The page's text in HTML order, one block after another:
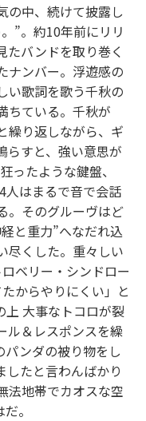
の中、続けて披露し
”。約10年前にリリ
たバンドを取り巻く
ナンバー。浮遊感の
い歌詞を歌う千秋の
ちている。千秋が
繰り返しながら、ギ
らすと、強い意思が
ったような鍵盤、
人はまるで音で会話
。そのグルーヴはど
と重力”へなだれ込
尽くした。重々しい
ベリー・シンドロー
からやりにくい」と
上 大事なトコロが裂
ル＆レスポンスを繰
パンダの被り物をし
したと言わんばかり
法地帯でカオスな空
。